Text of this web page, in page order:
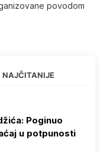
povodom
NAJČITANIJE
Poginuo
u potpunosti